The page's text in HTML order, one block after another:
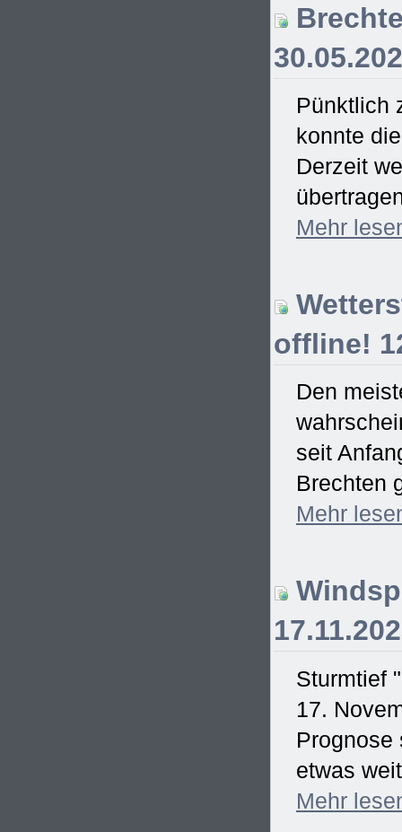
Pünktlich
konnte
Derzeit
Mehr
offline!
Den
seit
Brechten
Mehr
Sturmtief
17.
Prognose
etwas
Mehr